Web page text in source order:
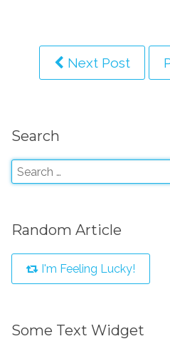
Next Post
Search
Random Article
I'm Feeling Lucky!
Some Text Widget